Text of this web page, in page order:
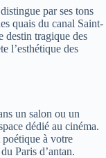
par ses tons
quais du canal Saint-
destin tragique des
l’esthétique des
un salon ou un
dédié au cinéma.
à votre
Paris d’antan.